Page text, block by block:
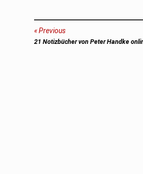
Beitragsnavigation
Previous
Previous
21 Notizbücher von Peter Handke